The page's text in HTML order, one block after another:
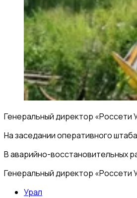
Генеральный директор «Россети
На заседании оперативного
В аварийно-восстановительных
Генеральный директор «Россети
Урал